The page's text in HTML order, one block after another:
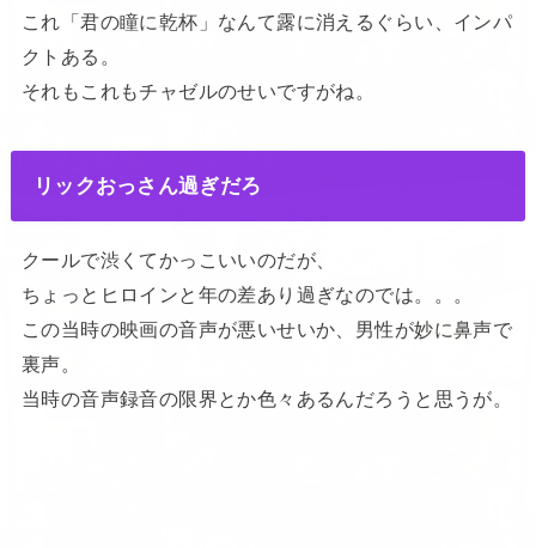
これ「君の瞳に乾杯」なんて露に消えるぐらい、インパ
クトある。
それもこれもチャゼルのせいですがね。
リックおっさん過ぎだろ
クールで渋くてかっこいいのだが、
ちょっとヒロインと年の差あり過ぎなのでは。。。
この当時の映画の音声が悪いせいか、男性が妙に鼻声で
裏声。
当時の音声録音の限界とか色々あるんだろうと思うが。